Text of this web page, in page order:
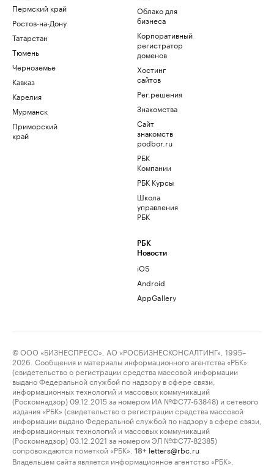
Пермский край
Ростов-на-Дону
Татарстан
Тюмень
Черноземье
Кавказ
Карелия
Мурманск
Приморский
край
Облако для
бизнеса
Корпоративный
регистратор
доменов
Хостинг
сайтов
Рег.решения
Знакомства
Сайт
знакомств
podbor.ru
РБК
Компании
РБК Курсы
Школа
управления
РБК
РБК
Новости
iOS
Android
AppGallery
© ООО «БИЗНЕСПРЕСС», АО «РОСБИЗНЕСКОНСАЛТИНГ», 1995–
2026. Сообщения и материалы информационного агентства «РБК»
(свидетельство о регистрации средства массовой информации
выдано Федеральной службой по надзору в сфере связи,
информационных технологий и массовых коммуникаций
(Роскомнадзор) 09.12.2015 за номером ИА №ФС77-63848) и сетевого
издания «РБК» (свидетельство о регистрации средства массовой
информации выдано Федеральной службой по надзору в сфере связи,
информационных технологий и массовых коммуникаций
(Роскомнадзор) 03.12.2021 за номером ЭЛ №ФС77-82385)
сопровождаются пометкой «РБК».
18+ letters@rbc.ru
Владельцем сайта является информационное агентство «РБК».